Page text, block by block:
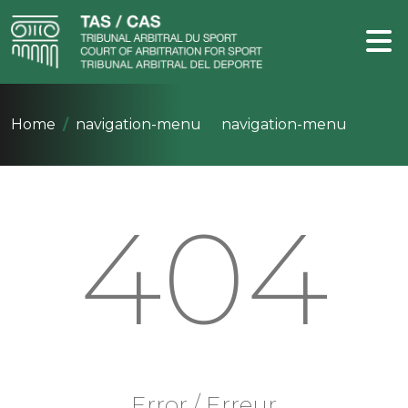
Home navigation-menu navigation-menu
404